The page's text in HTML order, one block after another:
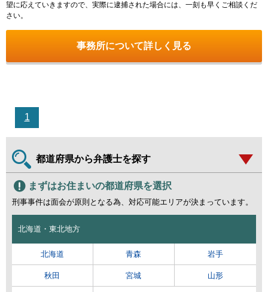
望に応えていきますので、実際に逮捕された場合には、一刻も早くご相談くだ
さい。
事務所について詳しく見る
1
都道府県から弁護士を探す
まずはお住まいの都道府県を選択
刑事事件は面会が原則となる為、対応可能エリアが決まっています。
北海道・東北地方
北海道 青森 岩手
秋田 宮城 山形